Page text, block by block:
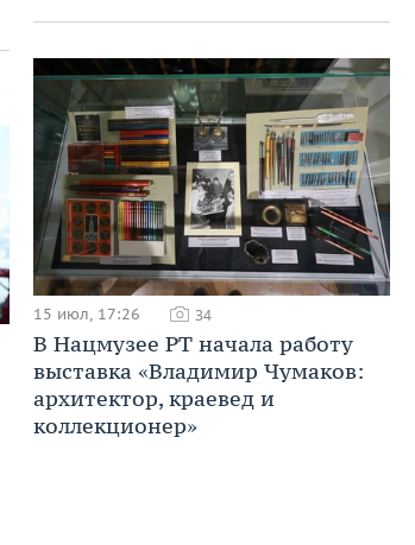
15 июл, 17:26 34
В Нацмузее РТ начала работу
выставка «Владимир Чумаков:
архитектор, краевед и
коллекционер»